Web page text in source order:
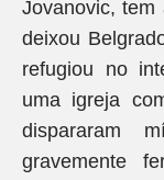
Jovanovic, tem
deixou
refugiou no
uma igreja
dispararam
gravemente